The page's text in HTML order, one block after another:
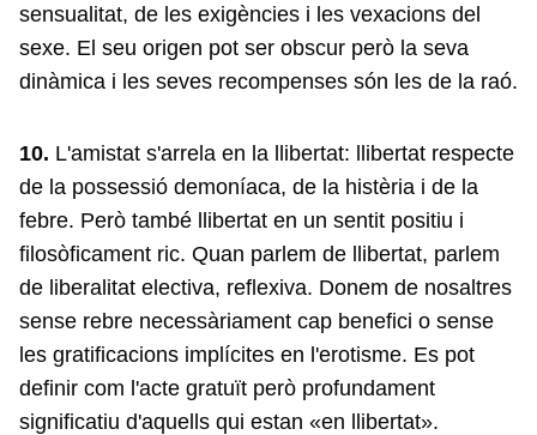
sensualitat, de les exigències i les vexacions del
sexe. El seu origen pot ser obscur però la seva
dinàmica i les seves recompenses són les de la raó.
10. L'amistat s'arrela en la llibertat: llibertat respecte
de la possessió demoníaca, de la histèria i de la
febre. Però també llibertat en un sentit positiu i
filosòficament ric. Quan parlem de llibertat, parlem
de liberalitat electiva, reflexiva. Donem de nosaltres
sense rebre necessàriament cap benefici o sense
les gratificacions implícites en l'erotisme. Es pot
definir com l'acte gratuït però profundament
significatiu d'aquells qui estan «en llibertat».